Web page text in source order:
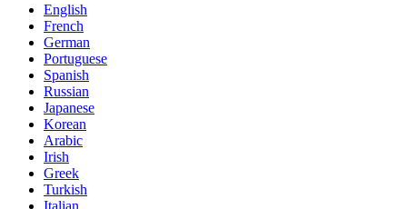
English
French
German
Portuguese
Spanish
Russian
Japanese
Korean
Arabic
Irish
Greek
Turkish
Italian